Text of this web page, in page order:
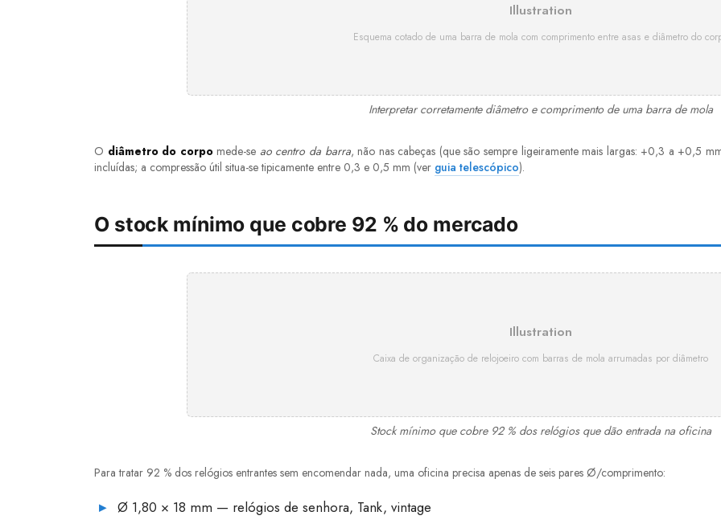
Illustration
Esquema cotado de uma barra de mola com comprimento entre asas e diâmetro do
Interpretar corretamente diâmetro e comprimento de uma barra de mola
O diâmetro do corpomede-se ao centro da barra, não nas cabeças (que são sempre ligeiramente mais largas: +0,3 a +0,5
incluídas; a compressão útil situa-se tipicamente entre 0,3 e 0,5 mm (ver guia telescópico).
O stock mínimo que cobre 92 % do mercado
Illustration
Caixa de organização de relojoeiro com barras de mola arrumadas por diâmetro
Stock mínimo que cobre 92 % dos relógios que dão entrada na oficina
Para tratar 92 % dos relógios entrantes sem encomendar nada, uma oficina precisa apenas de seis pares Ø/comprimento:
Ø 1,80 × 18 mm — relógios de senhora, Tank, vintage